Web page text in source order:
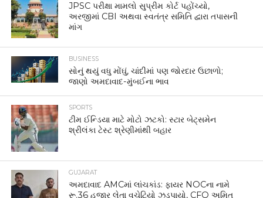
JPSC પરીક્ષા મામલો સુપ્રીમ કોર્ટ પહોંચ્યો,
અરજીમાં CBI અથવા સ્વતંત્ર સમિતિ દ્વારા તપાસની
માંગ
BUSINESS
સોનું થયું વધુ મોંઘું, ચાંદીમાં પણ જોરદાર ઉછાળો;
જાણો અમદાવાદ-મુંબઈના ભાવ
SPORTS
ટીમ ઈન્ડિયા માટે મોટો ઝટકો: સ્ટાર બેટ્સમેન
શ્રીલંકા ટેસ્ટ શ્રેણીમાંથી બહાર
GUJARAT
અમદાવાદ AMCમાં લાંચકાંડ: ફાયર NOCના નામે
રૂ.36 હજાર લેતા વચેટિયો ઝડપાયો, CFO અમિત